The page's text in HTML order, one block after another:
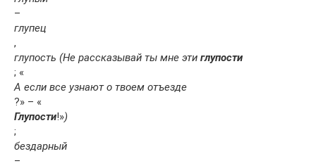
–
глупец
,
глупость (Не рассказывай ты мне эти глупости
; «
А если все узнают о твоем отъезде
?» – «
Глупости!»)
;
бездарный
–